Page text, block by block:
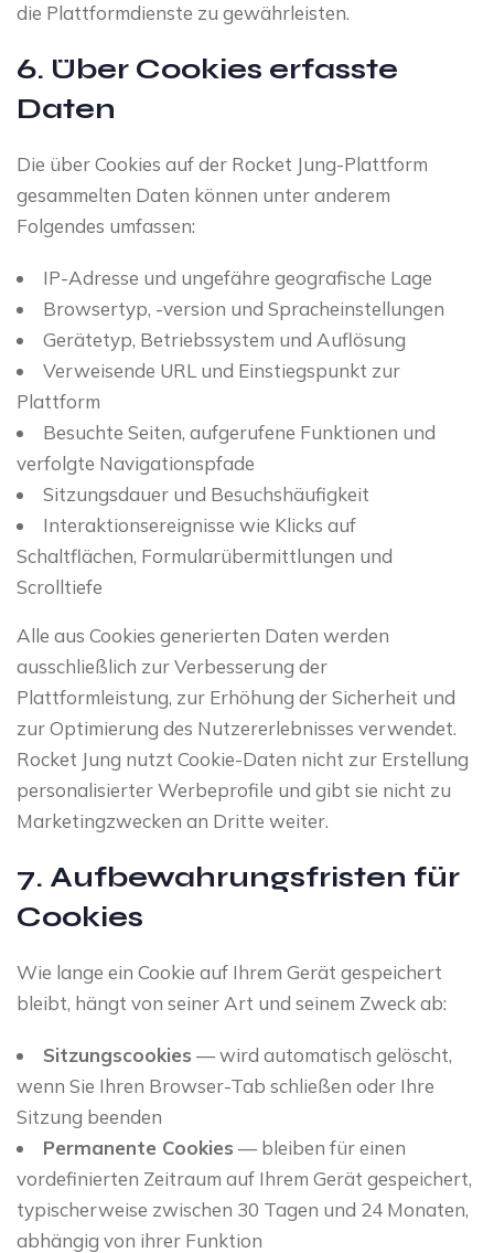
die Plattformdienste zu gewährleisten.
6. Über Cookies erfasste
Daten
Die über Cookies auf der Rocket Jung-Plattform
gesammelten Daten können unter anderem
Folgendes umfassen:
IP-Adresse und ungefähre geografische Lage
Browsertyp, -version und Spracheinstellungen
Gerätetyp, Betriebssystem und Auflösung
Verweisende URL und Einstiegspunkt zur
Plattform
Besuchte Seiten, aufgerufene Funktionen und
verfolgte Navigationspfade
Sitzungsdauer und Besuchshäufigkeit
Interaktionsereignisse wie Klicks auf
Schaltflächen, Formularübermittlungen und
Scrolltiefe
Alle aus Cookies generierten Daten werden
ausschließlich zur Verbesserung der
Plattformleistung, zur Erhöhung der Sicherheit und
zur Optimierung des Nutzererlebnisses verwendet.
Rocket Jung nutzt Cookie-Daten nicht zur Erstellung
personalisierter Werbeprofile und gibt sie nicht zu
Marketingzwecken an Dritte weiter.
7. Aufbewahrungsfristen für
Cookies
Wie lange ein Cookie auf Ihrem Gerät gespeichert
bleibt, hängt von seiner Art und seinem Zweck ab:
Sitzungscookies — wird automatisch gelöscht,
wenn Sie Ihren Browser-Tab schließen oder Ihre
Sitzung beenden
Permanente Cookies — bleiben für einen
vordefinierten Zeitraum auf Ihrem Gerät gespeichert,
typischerweise zwischen 30 Tagen und 24 Monaten,
abhängig von ihrer Funktion